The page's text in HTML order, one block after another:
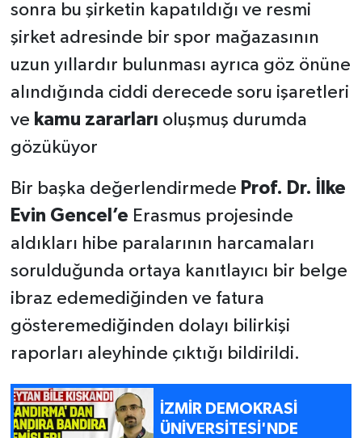
sonra bu şirketin kapatıldığı ve resmi
şirket adresinde bir spor mağazasının
uzun yıllardır bulunması ayrıca göz önüne
alındığında ciddi derecede soru işaretleri
ve kamu zararları oluşmuş durumda
gözüküyor
Bir başka değerlendirmede Prof. Dr. İlke
Evin Gencel’e Erasmus projesinde
aldıkları hibe paralarının harcamaları
sorulduğunda ortaya kanıtlayıcı bir belge
ibraz edemediğinden ve fatura
gösteremediğinden dolayı bilirkişi
raporları aleyhinde çıktığı bildirildi.
İZMİR DEMOKRASİ
ÜNİVERSİTESİ'NDE